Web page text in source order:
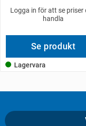
Logga in för att se priser
handla
Se produkt
Lagervara